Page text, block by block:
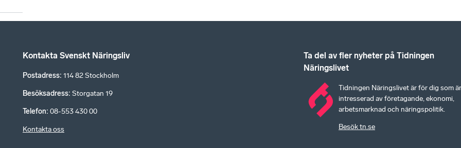
Kontakta Svenskt Näringsliv
Postadress: 114 82 Stockholm
Besöksadress: Storgatan 19
Telefon: 08-553 430 00
Kontakta oss
Ta del av fler nyheter på Tidningen
Näringslivet
Tidningen Näringslivet är för dig som är
intresserad av företagande, ekonomi,
arbetsmarknad och näringspolitik.
Besök tn.se